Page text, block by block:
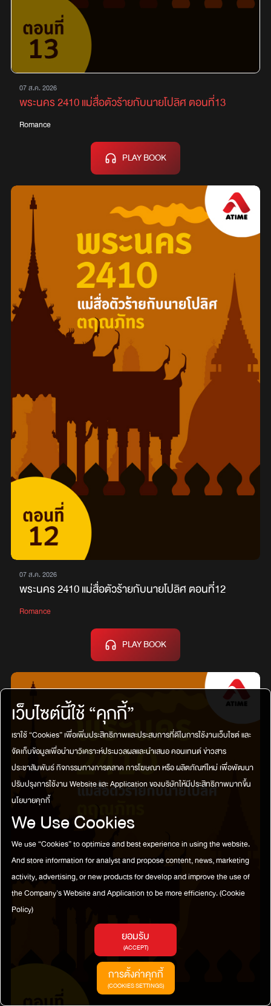
07 ส.ค. 2026
พระนคร 2410 แม่สื่อตัวร้ายกับนายโปลิศ ตอนที่13
Romance
PLAY BOOK
07 ส.ค. 2026
พระนคร 2410 แม่สื่อตัวร้ายกับนายโปลิศ ตอนที่12
Romance
PLAY BOOK
เว็บไซต์นี้ใช้ “คุกกี้”
เราใช้ “Cookies” เพื่อเพิ่มประสิทธิภาพและประสบการที่ดีในการใช้งานเว็บไซต์ และ
จัดเก็บข้อมูลเพื่อนำมาวิเคราะห์ประมวลผลและนำเสนอ คอนเทนต์ ข่าวสาร
ประชาสัมพันธ์ กิจกรรมทางการตลาด การโฆษณา หรือ ผลิตภัณฑ์ใหม่ เพื่อพัฒนา
ปรับปรุงการใช้งาน Website และ Application ของบริษัทให้มีประสิทธิภาพมากขึ้น
นโยบายคุกกี้
We Use Cookies
We use “Cookies” to optimize and best experience in using the website.
And store information for analyst and propose content, news, marketing
activity, advertising, or new products for develop and improve the use of
the Company's Website and Application to be more efficiency.(Cookie
Policy)
ยอมรับ
(ACCEPT)
การตั้งค่าคุกกี้
(COOKIES SETTINGS)